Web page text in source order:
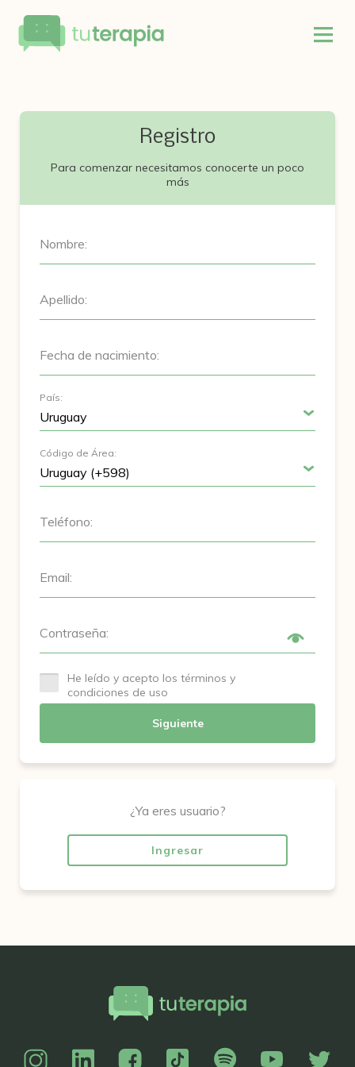
Registro
Para comenzar necesitamos conocerte un poco
más
Nombre:
Apellido:
Fecha de nacimiento:
País:
Código de Área:
Teléfono:
Email:
Contraseña:
He leído y acepto los términos y
condiciones de uso
Siguiente
¿Ya eres usuario?
Ingresar